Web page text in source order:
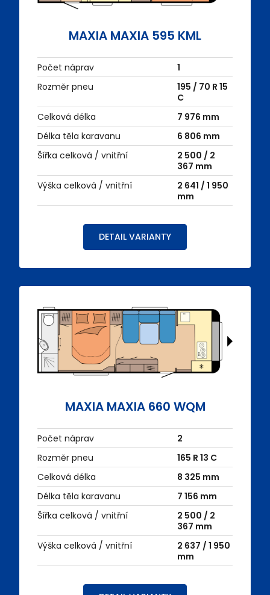
MAXIA MAXIA 595 KML
Počet náprav
1
Rozměr pneu
195 / 70 R 15
C
Celková délka
7 976 mm
Délka těla karavanu
6 806 mm
Šířka celková / vnitřní
2 500 / 2
367 mm
Výška celková / vnitřní
2 641 / 1 950
mm
DETAIL VARIANTY
MAXIA MAXIA 660 WQM
Počet náprav
2
Rozměr pneu
165 R 13 C
Celková délka
8 325 mm
Délka těla karavanu
7 156 mm
Šířka celková / vnitřní
2 500 / 2
367 mm
Výška celková / vnitřní
2 637 / 1 950
mm